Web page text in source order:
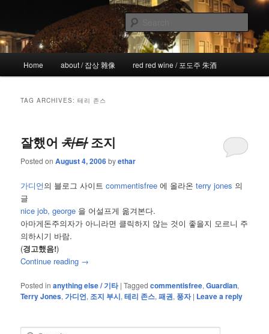
primary
content
secondary
content!wicked
the more I see the less I know
Home about / 잡상 雜像 red red wine / 포도주 朱酒
TAG ARCHIVES:테리 존스
잘했어치타조지
Posted onAugust 4, 2006byethar
가디언의 블로그 사이트commentisfree에 올라온terry jones 의
글
nice job, george 을 어설프게 옮겨본다.
아마게돈주의자가 아니라면 클릭하지 않는 것이 좋을지 모르니 주
의하시기 바람.
(경고했음!)
Continue reading →
Posted in anything else / 기타 |Tagged commentisfree,Guardian,
Terry Jones,가디언, 조지 부시,테리 존스,패권, 풍자 | Leave a reply